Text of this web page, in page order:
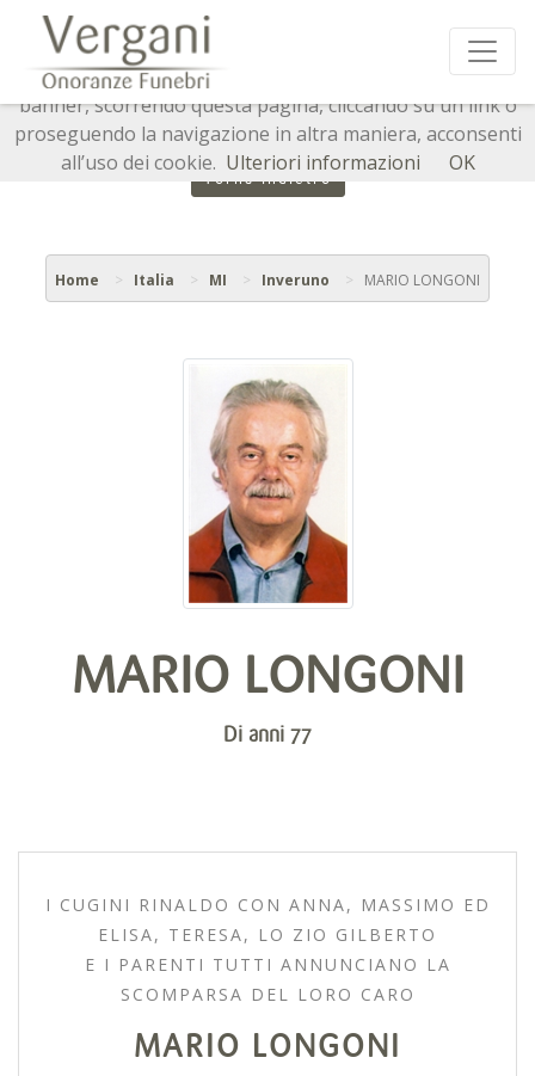
Torna indietro
Home Italia MI Inveruno MARIO LONGONI
MARIO LONGONI
Di anni 77
I CUGINI RINALDO CON ANNA, MASSIMO ED
ELISA, TERESA, LO ZIO GILBERTO
E I PARENTI TUTTI ANNUNCIANO LA
SCOMPARSA DEL LORO CARO
MARIO LONGONI
Questo sito o gli strumenti terzi da questo utilizzati si
avvalgono di cookie necessari al funzionamento ed utili
alle finalità illustrate nella cookie policy. Chiudendo questo
banner, scorrendo questa pagina, cliccando su un link o
proseguendo la navigazione in altra maniera, acconsenti
all’uso dei cookie. Ulteriori informazioni OK